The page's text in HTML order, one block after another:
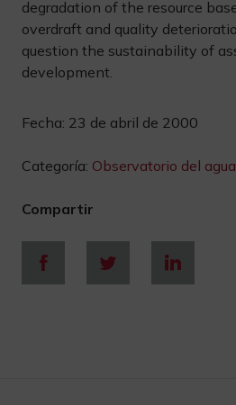
degradation of the resource
overdraft and quality
question the sustainability of
development.
Fecha: 23 de abril de 2000
Categoría: Observatorio del agua
Compartir